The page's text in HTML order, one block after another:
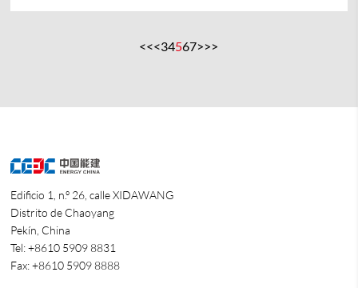
<<<34567>>>
Edificio 1, n.º 26, calle XIDAWANG
Distrito de Chaoyang
Pekín, China
Tel: +8610 5909 8831
Fax: +8610 5909 8888